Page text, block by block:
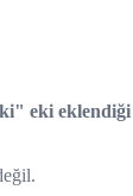
eki eklendiği